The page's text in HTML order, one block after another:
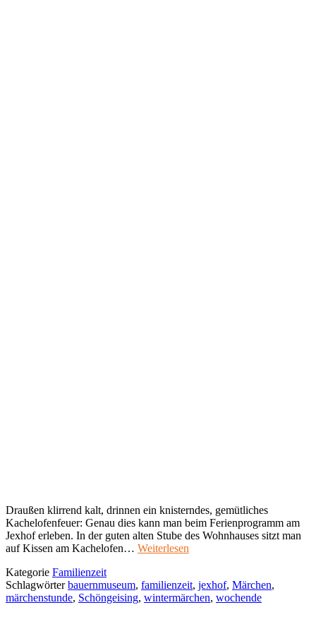
Draußen klirrend kalt, drinnen ein knisterndes, gemütliches
Kachelofenfeuer: Genau dies kann man beim Ferienprogramm am
Jexhof erleben. In der guten alten Stube des Wohnhauses sitzt man
auf Kissen am Kachelofen… Weiterlesen
Kategorie Familienzeit
Schlagwörterbauernmuseum, familienzeit, jexhof, Märchen,
märchenstunde, Schöngeising, wintermärchen, wochende